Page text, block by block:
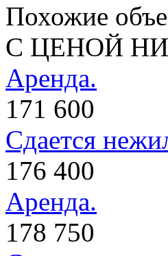
Похожие
С ЦЕНОЙ
Аренда.
171 600
Сдается
176 400
Аренда.
178 750